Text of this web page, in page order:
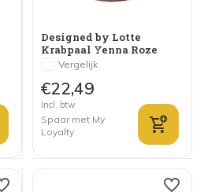
Designed by Lotte
Krabpaal Yenna Roze
Vergelijk
€22,49
Incl. btw
Spaar met My
Loyalty